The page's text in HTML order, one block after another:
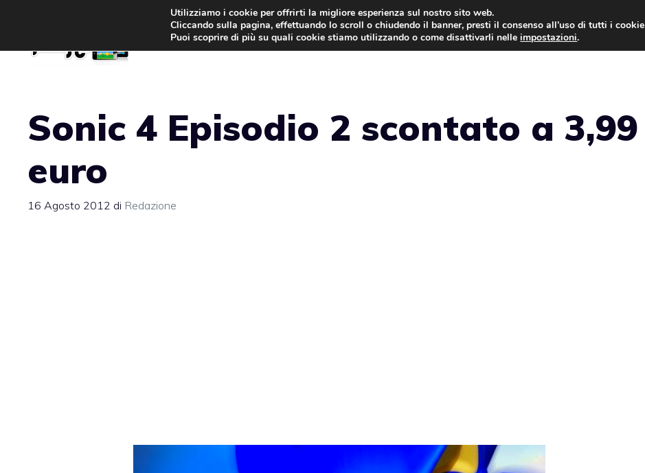
contenuto
GIOCHI NEWS
Sonic 4 Episodio 2 scontato a 3,99
euro
16 Agosto 2012 di Redazione
Utilizziamo i cookie per offrirti la migliore esperienza sul nostro sito web.
Cliccando sulla pagina, effettuando lo scroll o chiudendo il banner, presti il consenso all’uso di tutti i cookie
Puoi scoprire di più su quali cookie stiamo utilizzando o come disattivarli nelleimpostazioni.